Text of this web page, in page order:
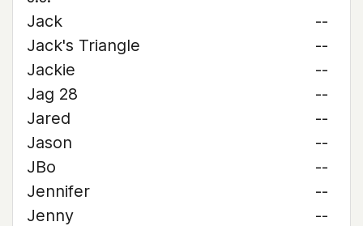
Jack
--
Jack's Triangle
--
Jackie
--
Jag 28
--
Jared
--
Jason
--
JBo
--
Jennifer
--
Jenny
--